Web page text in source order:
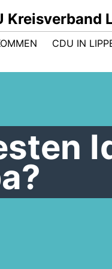
Kreisverband
CDU IN